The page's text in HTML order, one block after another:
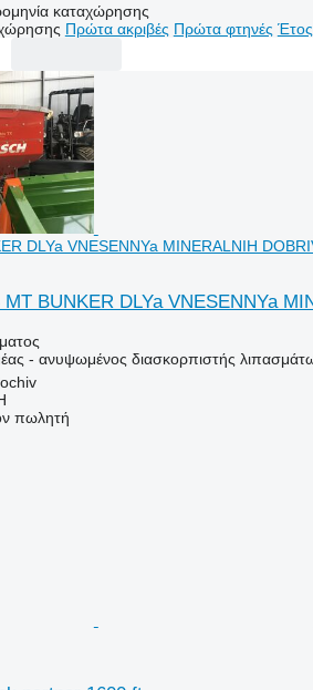
καταχώρησης
Πρώτα ακριβές Πρώτα φτηνές
DLYa VNESENNYa MINERALNIH
BUNKER DLYa VNESENNYa
- ανυψωμένος διασκορπιστής
πωλητή